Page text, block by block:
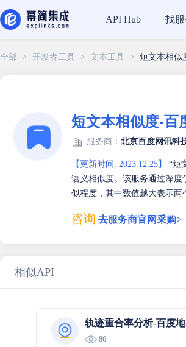
API Hub 找
全部 > 开发者工具 > 文本工具 > 短文本相似
短文本相似度-百
服务商： 北京百度网讯科
【更新时间: 2023.12.25】
“短
语义相似度。该服务通过深
似程度，其中数值越大表示两
咨询 去服务商官网采购>
相似API
轨迹重合率分析-百度
86